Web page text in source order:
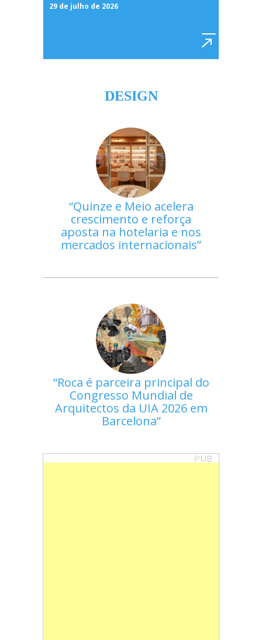
29 de julho de 2026
DESIGN
Quinze e Meio acelera
crescimento e reforça
aposta na hotelaria e nos
mercados internacionais
Roca é parceira principal do
Congresso Mundial de
Arquitectos da UIA 2026 em
Barcelona
PUB